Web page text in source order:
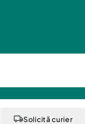
Solicită curier